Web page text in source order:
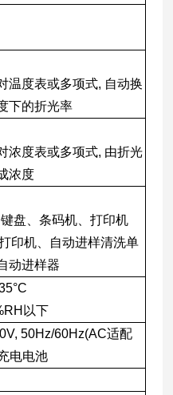
温度表或多项式, 自动换
下的折光率
浓度表或多项式, 由折光
浓度
盘、条码机、打印机
印机、自动进样清洗单
动进样器
以下
50Hz/60Hz(AC适配
电电池